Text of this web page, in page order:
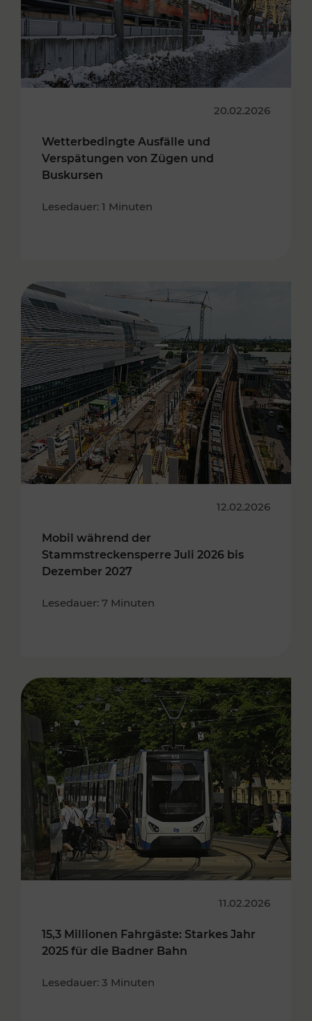
20.02.2026
Wetterbedingte Ausfälle und
Verspätungen von Zügen und
Buskursen
Lesedauer: 1 Minuten
12.02.2026
Mobil während der
Stammstreckensperre Juli 2026 bis
Dezember 2027
Lesedauer: 7 Minuten
11.02.2026
15,3 Millionen Fahrgäste: Starkes Jahr
2025 für die Badner Bahn
Lesedauer: 3 Minuten